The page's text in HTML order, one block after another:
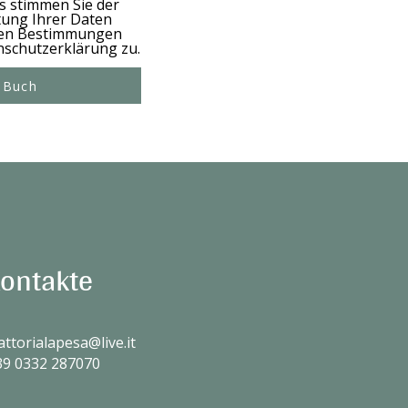
stimmen Sie der
Ihrer Daten
Bestimmungen
zu.
Buch
0332 287070